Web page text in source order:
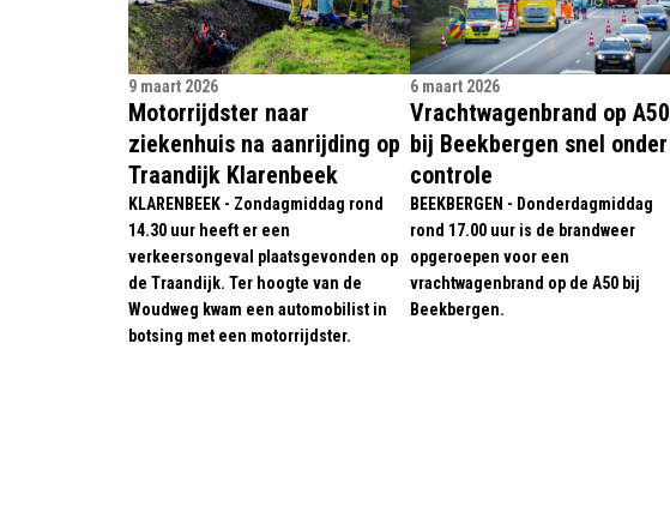
9 maart 2026
Motorrijdster naar
ziekenhuis na aanrijding op
Traandijk Klarenbeek
KLARENBEEK - Zondagmiddag rond
14.30 uur heeft er een
verkeersongeval plaatsgevonden op
de Traandijk. Ter hoogte van de
Woudweg kwam een automobilist in
botsing met een motorrijdster.
6 maart 2026
Vrachtwagenbrand op A50
bij Beekbergen snel onder
controle
BEEKBERGEN - Donderdagmiddag
rond 17.00 uur is de brandweer
opgeroepen voor een
vrachtwagenbrand op de A50 bij
Beekbergen.